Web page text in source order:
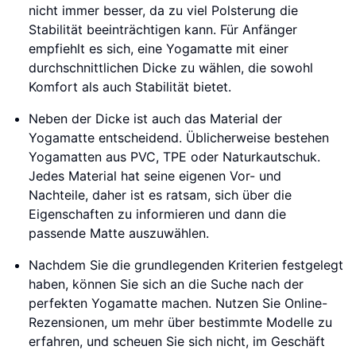
nicht immer besser, da zu viel Polsterung die
Stabilität beeinträchtigen kann. Für Anfänger
empfiehlt es sich, eine Yogamatte mit einer
durchschnittlichen Dicke zu wählen, die sowohl
Komfort als auch Stabilität bietet.
Neben der Dicke ist auch das Material der
Yogamatte entscheidend. Üblicherweise bestehen
Yogamatten aus PVC, TPE oder Naturkautschuk.
Jedes Material hat seine eigenen Vor- und
Nachteile, daher ist es ratsam, sich über die
Eigenschaften zu informieren und dann die
passende Matte auszuwählen.
Nachdem Sie die grundlegenden Kriterien festgelegt
haben, können Sie sich an die Suche nach der
perfekten Yogamatte machen. Nutzen Sie Online-
Rezensionen, um mehr über bestimmte Modelle zu
erfahren, und scheuen Sie sich nicht, im Geschäft